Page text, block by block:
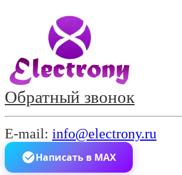
Обратный звонок
E-mail: info@electrony.ru
Написать в MAX